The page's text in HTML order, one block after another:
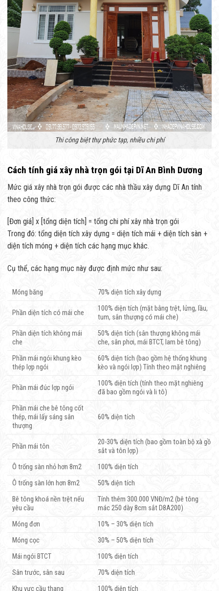
Thi công biệt thự phức tạp, nhiều chi phí
Cách tính giá xây nhà trọn gói tại Dĩ An Bình Dương
Mức giá xây nhà trọn gói được các nhà thầu xây dựng Dĩ An tính
theo công thức:
[Đơn giá] x [tổng diện tích] = tổng chi phí xây nhà trọn gói
Trong đó: tổng diện tích xây dựng = diện tích mái + diện tích sàn +
diện tích móng + diện tích các hạng mục khác.
Cụ thể, các hạng mục này được định mức như sau:
Móng băng 70% diện tích xây dựng
Phần diện tích có mái che
100% diện tích (mặt bằng trệt, lửng, lầu,
tum, sân thượng có mái che)
Phần diện tích không mái
che
50% diện tích (sân thượng không mái
che, sân phơi, mái BTCT, lam bê tông)
Phần mái ngói khung kèo
thép lợp ngói
60% diện tích (bao gồm hệ thống khung
kèo và ngói lợp) Tính theo mặt nghiêng
Phần mái đúc lợp ngói
100% diện tích (tính theo mặt nghiêng
đã bao gồm ngói và li tô)
Phần mái che bê tông cốt
thép, mái lấy sáng sân
thượng
60% diện tích
Phần mái tôn
20-30% diện tích (bao gồm toàn bộ xà gồ
sắt và tôn lợp)
Ô trống sàn nhỏ hơn 8m2
100% diện tích
Ô trống sàn lớn hơn 8m2
50% diện tích
Bê tông khoá nền trệt nếu
yêu cầu
Tính thêm 300.000 VNĐ/m2 (bê tông
mác 250 dày 8cm sắt D8A200)
Móng đơn
10% – 30% diện tích
Móng cọc
30% – 50% diện tích
Mái ngói BTCT
100% diện tích
Sân trước, sân sau
70% diện tích
Khu vực cầu thang
100% diện tích